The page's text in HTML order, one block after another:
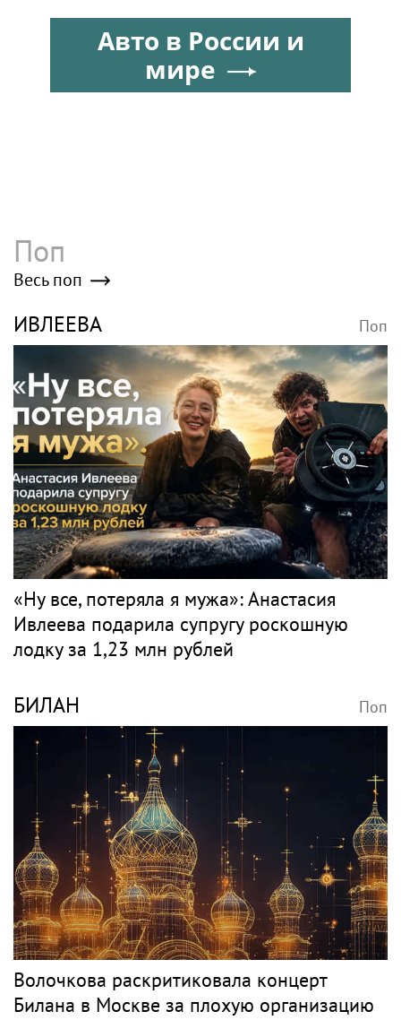
инсульта
Авто в России и
мире
Поп
Весь поп
ИВЛЕЕВА Поп
«Ну все, потеряла я мужа»: Анастасия
Ивлеева подарила супругу роскошную
лодку за 1,23 млн рублей
БИЛАН Поп
Волочкова раскритиковала концерт
Билана в Москве за плохую организацию